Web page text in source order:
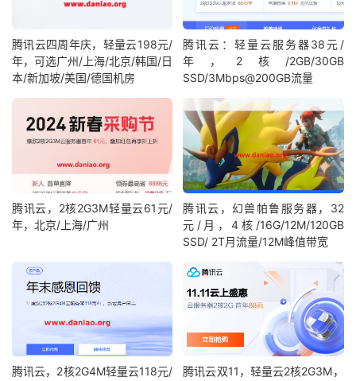
腾讯云四周年庆，轻量云198元/
年，可选广州/上海/北京/韩国/日
本/新加坡/美国/德国机房
腾讯云：轻量云服务器38元/
年，2核/2GB/30GB
SSD/3Mbps@200GB流量
腾讯云，2核2G3M轻量云61元/
年，北京/上海/广州
腾讯云，幻兽帕鲁服务器，32
元/月，4核/16G/12M/120GB
SSD/ 2T月流量/12M峰值带宽
腾讯云，2核2G4M轻量云118元/ 腾讯云双11，轻量云2核2G3M，